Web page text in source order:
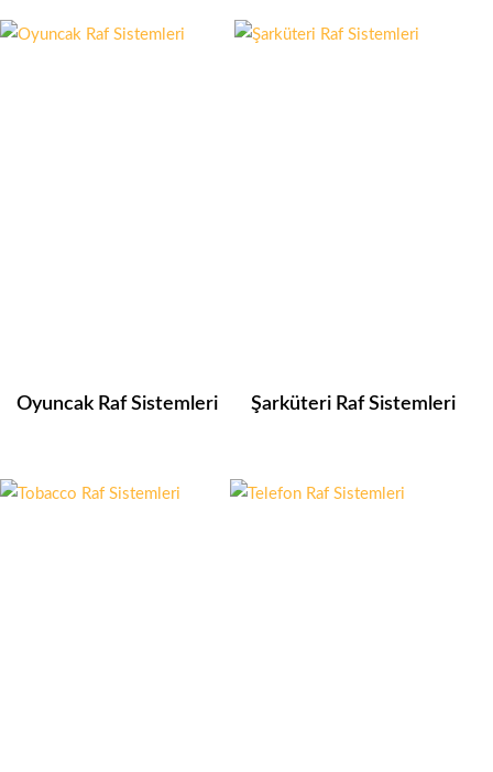
Oyuncak Raf Sistemleri Şarküteri Raf Sistemleri